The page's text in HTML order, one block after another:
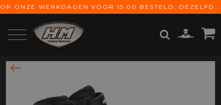
OP ONZE WERKDAGEN VOOR 15:00 BESTELD, DEZELFDE DAG VERZONDEN! GRATIS VERZENDING VANAF € 65,-